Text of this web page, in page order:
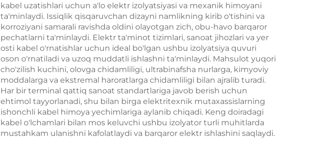
kabel uzatishlari uchun a'lo elektr izolyatsiyasi va mexanik himoyani
ta'minlaydi. Issiqlik qisqaruvchan dizayni namlikning kirib o'tishini va
korroziyani samarali ravishda oldini olayotgan zich, obu-havo barqaror
pechatlarni ta'minlaydi. Elektr ta'minot tizimlari, sanoat jihozlari va yer
osti kabel o'rnatishlar uchun ideal bo'lgan ushbu izolyatsiya quvuri
oson o'rnatiladi va uzoq muddatli ishlashni ta'minlaydi. Mahsulot yuqori
cho'zilish kuchini, olovga chidamliligi, ultrabinafsha nurlarga, kimyoviy
moddalarga va ekstremal haroratlarga chidamliligi bilan ajralib turadi.
Har bir terminal qattiq sanoat standartlariga javob berish uchun
ehtimol tayyorlanadi, shu bilan birga elektritexnik mutaxassislarning
ishonchli kabel himoya yechimlariga aylanib chiqadi. Keng doiradagi
kabel o'lchamlari bilan mos keluvchi ushbu izolyator turli muhitlarda
mustahkam ulanishni kafolatlaydi va barqaror elektr ishlashini saqlaydi.